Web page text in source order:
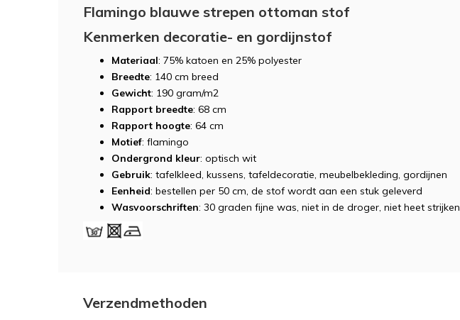
Flamingo blauwe strepen ottoman stof
Kenmerken decoratie- en gordijnstof
Materiaal: 75% katoen en 25% polyester
Breedte: 140 cm breed
Gewicht: 190 gram/m2
Rapport breedte: 68 cm
Rapport hoogte: 64 cm
Motief: flamingo
Ondergrond kleur: optisch wit
Gebruik: tafelkleed, kussens, tafeldecoratie, meubelbekleding, gordijnen
Eenheid: bestellen per 50 cm, de stof wordt aan een stuk geleverd
Wasvoorschriften: 30 graden fijne was, niet in de droger, niet heet strijken
Verzendmethoden